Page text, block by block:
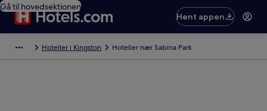
Gå til hovedsektionen
Hent appen
Hoteller i Kingston Hoteller nær Sabina Park